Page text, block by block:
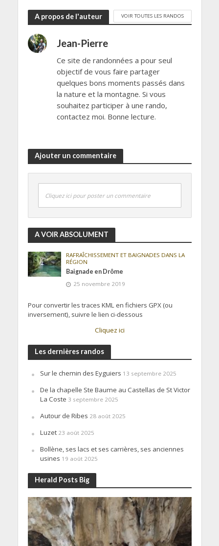
A propos de l'auteur VOIR TOUTES LES RANDOS
Jean-Pierre
Ce site de randonnées a pour seul
objectif de vous faire partager
quelques bons moments passés dans
la nature et la montagne. Si vous
souhaitez participer à une rando,
contactez moi. Bonne lecture.
Ajouter un commentaire
Cliquez ici pour poster un commentaire
A VOIR ABSOLUMENT
RAFRAÎCHISSEMENT ET BAIGNADES DANS LA
RÉGION
Baignade en Drôme
25 novembre 2019
Pour convertir les traces KML en fichiers GPX (ou
inversement), suivre le lien ci-dessous
Cliquez ici
Les dernières randos
Sur le chemin des Eyguiers 13 septembre 2025
De la chapelle Ste Baume au Castellas de St Victor
La Coste 3 septembre 2025
Autour de Ribes 28 août 2025
Luzet 23 août 2025
Bollène, ses lacs et ses carrières, ses anciennes
usines 19 août 2025
Herald Posts Big